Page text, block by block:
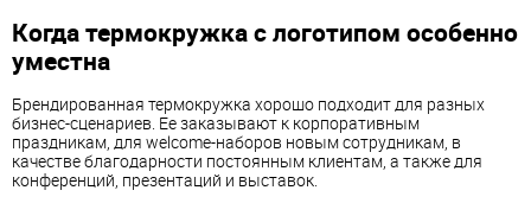
Когда термокружка с логотипом особенно
уместна
Брендированная термокружка хорошо подходит для разных
бизнес-сценариев. Ее заказывают к корпоративным
праздникам, для welcome-наборов новым сотрудникам, в
качестве благодарности постоянным клиентам, а также для
конференций, презентаций и выставок.